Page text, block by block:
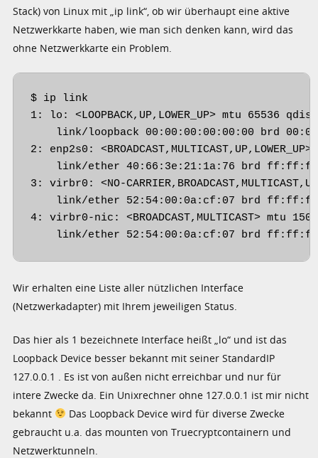
Stack) von Linux mit „ip link“, ob wir überhaupt eine aktive
Netzwerkkarte haben, wie man sich denken kann, wird das
ohne Netzwerkkarte ein Problem.
$ ip link
1:
lo : <LOOPBACK,UP,LOWER_UP> mtu 65536
link/loopback 00:00:00:00:00:00 brd
2: enp2s0 :
link/ether 40:66:3e:21:1a:76 brd
3: virbr0: <NO-
link/ether 52:54:00:0a:cf:07 brd
4: virbr0-nic: <BROADCAST,MULTICAST> mtu
link/ether 52:54:00:0a:cf:07 brd
Wir erhalten eine Liste aller nützlichen Interface
(Netzwerkadapter) mit Ihrem jeweiligen Status.
Das hier als 1 bezeichnete Interface heißt „lo“ und ist das
Loopback Device besser bekannt mit seiner StandardIP
127.0.0.1 . Es ist von außen nicht erreichbar und nur für
intere Zwecke da. Ein Unixrechner ohne 127.0.0.1 ist mir nicht
bekannt
Das Loopback Device wird für diverse Zwecke
gebraucht u.a. das mounten von Truecryptcontainern und
Netzwerktunneln.